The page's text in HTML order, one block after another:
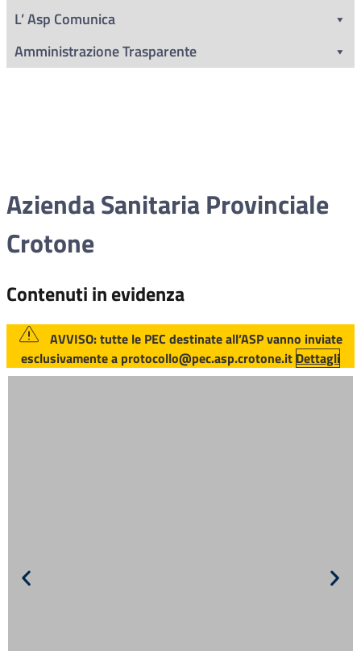
L’ Asp Comunica
Amministrazione Trasparente
Azienda Sanitaria Provinciale
Crotone
Contenuti in evidenza
AVVISO: tutte le PEC destinate all’ASP vanno inviate
esclusivamente a protocollo@pec.asp.crotone.it Dettagli